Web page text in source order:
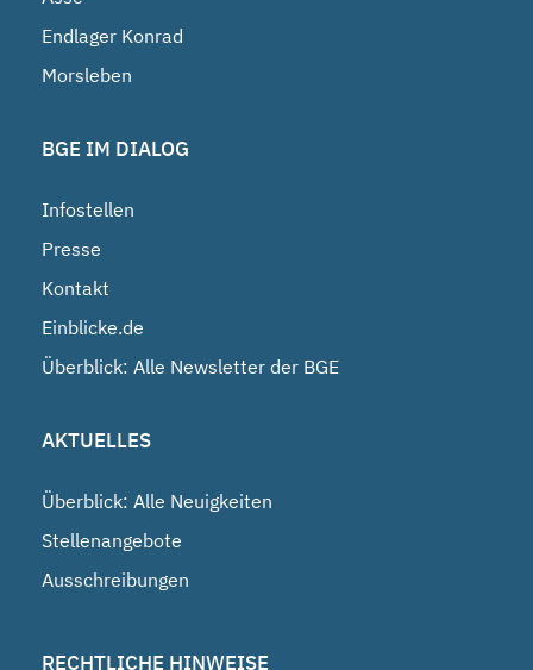
Endlager Konrad
Morsleben
BGE IM DIALOG
Infostellen
Presse
Kontakt
Einblicke.de
Überblick: Alle Newsletter der BGE
AKTUELLES
Überblick: Alle Neuigkeiten
Stellenangebote
Ausschreibungen
RECHTLICHE HINWEISE